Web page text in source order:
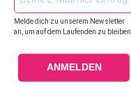
Melde dich zu unserem Newsletter
an, um auf dem Laufenden zu bleiben.
ANMELDEN